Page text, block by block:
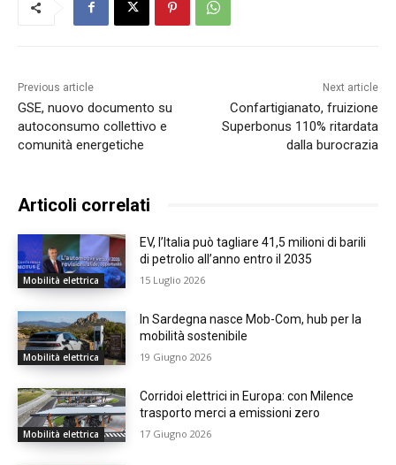
Previous article
GSE, nuovo documento su
autoconsumo collettivo e
comunità energetiche
Next article
Confartigianato, fruizione
Superbonus 110% ritardata
dalla burocrazia
Articoli correlati
Mobilità elettrica
EV, l’Italia può tagliare 41,5 milioni di barili
di petrolio all’anno entro il 2035
15 Luglio 2026
Mobilità elettrica
In Sardegna nasce Mob-Com, hub per la
mobilità sostenibile
19 Giugno 2026
Mobilità elettrica
Corridoi elettrici in Europa: con Milence
trasporto merci a emissioni zero
17 Giugno 2026